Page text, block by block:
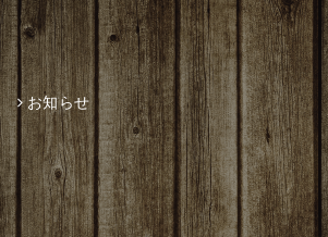
お知らせ